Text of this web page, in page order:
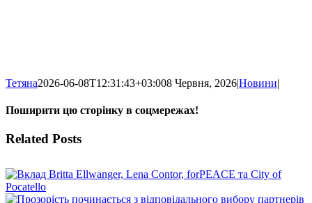
Тетяна2026-06-08T12:31:43+03:008 Червня, 2026|Новини|
Поширити цю сторінку в соцмережах!
Facebook
X
WhatsApp
Telegram
Related Posts